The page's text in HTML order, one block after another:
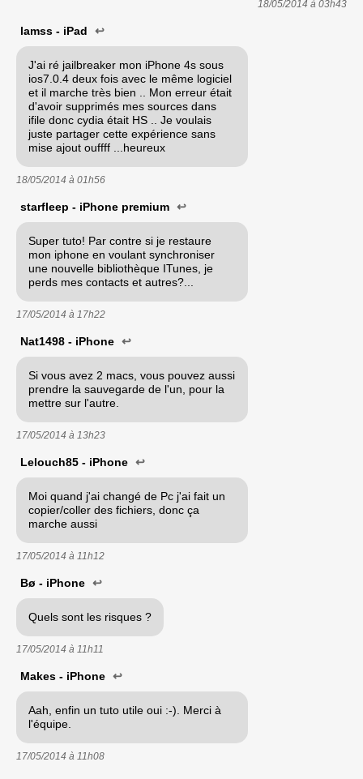
18/05/2014 à 03h43
lamss - iPad ↩
J'ai ré jailbreaker mon iPhone 4s sous
ios7.0.4 deux fois avec le même logiciel
et il marche très bien .. Mon erreur était
d'avoir supprimés mes sources dans
ifile donc cydia était HS .. Je voulais
juste partager cette expérience sans
mise ajout ouffff ...heureux
18/05/2014 à 01h56
starfleep - iPhone premium ↩
Super tuto! Par contre si je restaure
mon iphone en voulant synchroniser
une nouvelle bibliothèque ITunes, je
perds mes contacts et autres?...
17/05/2014 à 17h22
Nat1498 - iPhone ↩
Si vous avez 2 macs, vous pouvez aussi
prendre la sauvegarde de l'un, pour la
mettre sur l'autre.
17/05/2014 à 13h23
Lelouch85 - iPhone ↩
Moi quand j'ai changé de Pc j'ai fait un
copier/coller des fichiers, donc ça
marche aussi
17/05/2014 à 11h12
Bø - iPhone ↩
Quels sont les risques ?
17/05/2014 à 11h11
Makes - iPhone ↩
Aah, enfin un tuto utile oui :-). Merci à
l'équipe.
17/05/2014 à 11h08